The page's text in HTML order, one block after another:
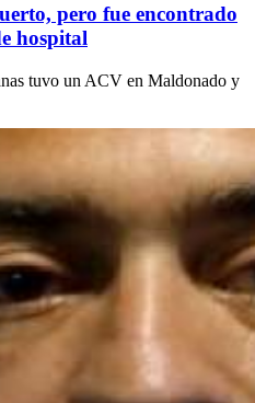
pero fue encontrado
hospital
tuvo un ACV en Maldonado y